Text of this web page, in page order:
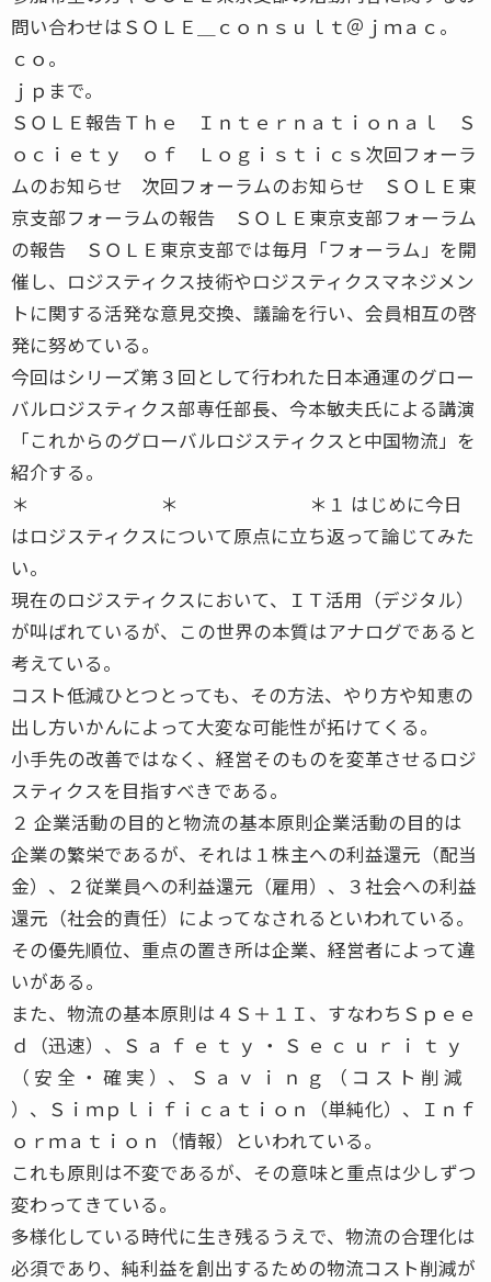
問い合わせはＳＯＬＥ＿ｃｏｎｓｕｌｔ＠ｊｍａｃ。
ｃｏ。
ｊｐまで。
ＳＯＬＥ報告Ｔｈｅ Ｉｎｔｅｒｎａｔｉｏｎａｌ Ｓ
ｏｃｉｅｔｙ ｏｆ Ｌｏｇｉｓｔｉｃｓ次回フォーラ
ムのお知らせ 次回フォーラムのお知らせ ＳＯＬＥ東
京支部フォーラムの報告 ＳＯＬＥ東京支部フォーラム
の報告 ＳＯＬＥ東京支部では毎月「フォーラム」を開
催し、ロジスティクス技術やロジスティクスマネジメン
トに関する活発な意見交換、議論を行い、会員相互の啓
発に努めている。
今回はシリーズ第３回として行われた日本通運のグロー
バルロジスティクス部専任部長、今本敏夫氏による講演
「これからのグローバルロジスティクスと中国物流」を
紹介する。
＊ ＊ ＊１ はじめに今日
はロジスティクスについて原点に立ち返って論じてみた
い。
現在のロジスティクスにおいて、ＩＴ活用（デジタル）
が叫ばれているが、この世界の本質はアナログであると
考えている。
コスト低減ひとつとっても、その方法、やり方や知恵の
出し方いかんによって大変な可能性が拓けてくる。
小手先の改善ではなく、経営そのものを変革させるロジ
スティクスを目指すべきである。
２ 企業活動の目的と物流の基本原則企業活動の目的は
企業の繁栄であるが、それは１株主への利益還元（配当
金）、２従業員への利益還元（雇用）、３社会への利益
還元（社会的責任）によってなされるといわれている。
その優先順位、重点の置き所は企業、経営者によって違
いがある。
また、物流の基本原則は４Ｓ＋１Ｉ、すなわちＳｐｅｅ
ｄ（迅速）、Ｓ ａ ｆ ｅ ｔ ｙ ・ Ｓ ｅ ｃ ｕ ｒ ｉ ｔ ｙ
（ 安 全 ・ 確 実 ）、 Ｓ ａ ｖ ｉ ｎ ｇ （ コ ス ト 削 減
）、Ｓｉｍｐｌｉｆｉｃａｔｉｏｎ（単純化）、Ｉｎｆ
ｏｒｍａｔｉｏｎ（情報）といわれている。
これも原則は不変であるが、その意味と重点は少しずつ
変わってきている。
多様化している時代に生き残るうえで、物流の合理化は
必須であり、純利益を創出するための物流コスト削減が